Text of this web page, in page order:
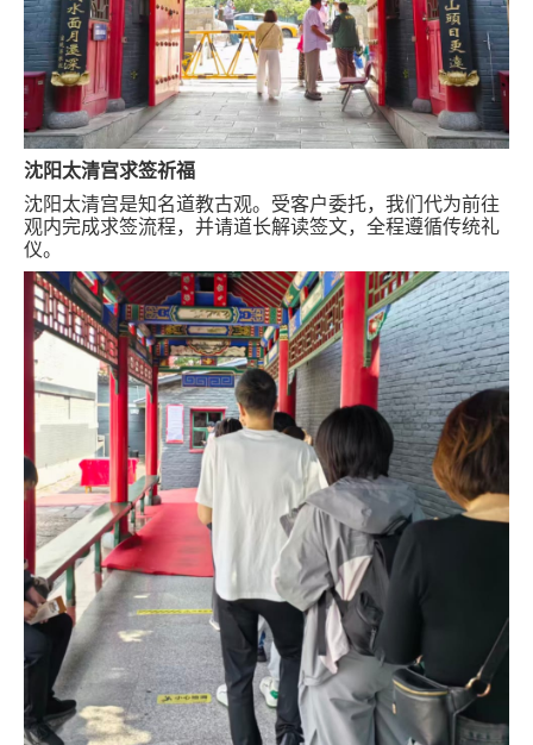
沈阳太清宫求签祈福
沈阳太清宫是知名道教古观。受客户委托，我们代为前往
观内完成求签流程，并请道长解读签文，全程遵循传统礼
仪。